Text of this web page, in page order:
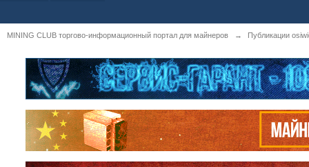
MINING CLUB торгово-информационный портал для майнеров → Публикации